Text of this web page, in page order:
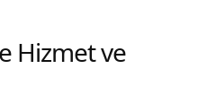
Hizmet ve